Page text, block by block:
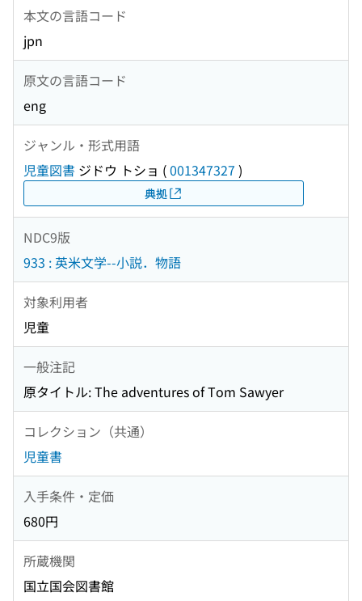
本文の言語コード
jpn
原文の言語コード
eng
ジャンル・形式用語
児童図書 ジドウ トショ (001347327 )
典拠
NDC9版
933 : 英米文学--小説．物語
対象利用者
児童
一般注記
原タイトル: The adventures of Tom Sawyer
コレクション（共通）
児童書
入手条件・定価
680円
所蔵機関
国立国会図書館